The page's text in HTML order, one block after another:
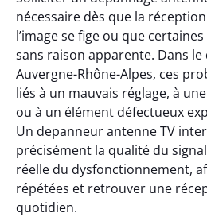
nécessaire dès que la
l’image se fige ou que
sans raison apparente. Dans
Auvergne-Rhône-Alpes, ces
liés à un mauvais réglage, à
ou à un élément défectueux
Un depanneur antenne TV
précisément la qualité du
réelle du dysfonctionnement,
répétées et retrouver une
quotidien.